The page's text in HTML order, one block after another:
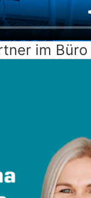
im Büro